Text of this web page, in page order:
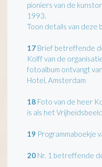
pioniers van de
1993.
Toon details van deze
17 Brief betreffende
Kolff van de
fotoalbum ontvangt
Hotel, Amsterdam
18 Foto van de heer
is als het
19 Programmaboekje
20 Nr. 1 betreffende